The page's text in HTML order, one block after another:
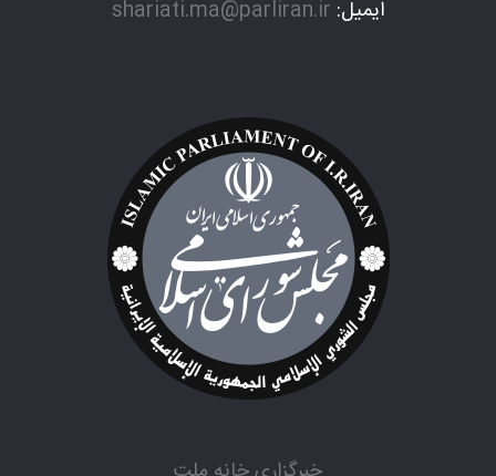
ایمیل: shariati.ma@parliran.ir